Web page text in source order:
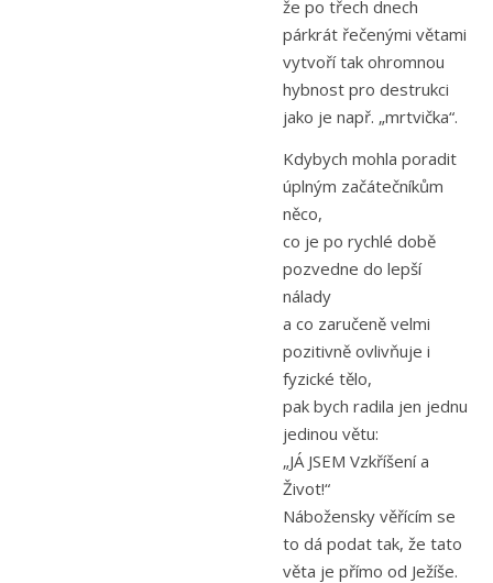
že po třech dnech
párkrát řečenými větami
vytvoří tak ohromnou
hybnost pro destrukci
jako je např. „mrtvička“.
Kdybych mohla poradit
úplným začátečníkům
něco,
co je po rychlé době
pozvedne do lepší
nálady
a co zaručeně velmi
pozitivně ovlivňuje i
fyzické tělo,
pak bych radila jen jednu
jedinou větu:
„JÁ JSEM Vzkříšení a
Život!“
Nábožensky věřícím se
to dá podat tak, že tato
věta je přímo od Ježíše.